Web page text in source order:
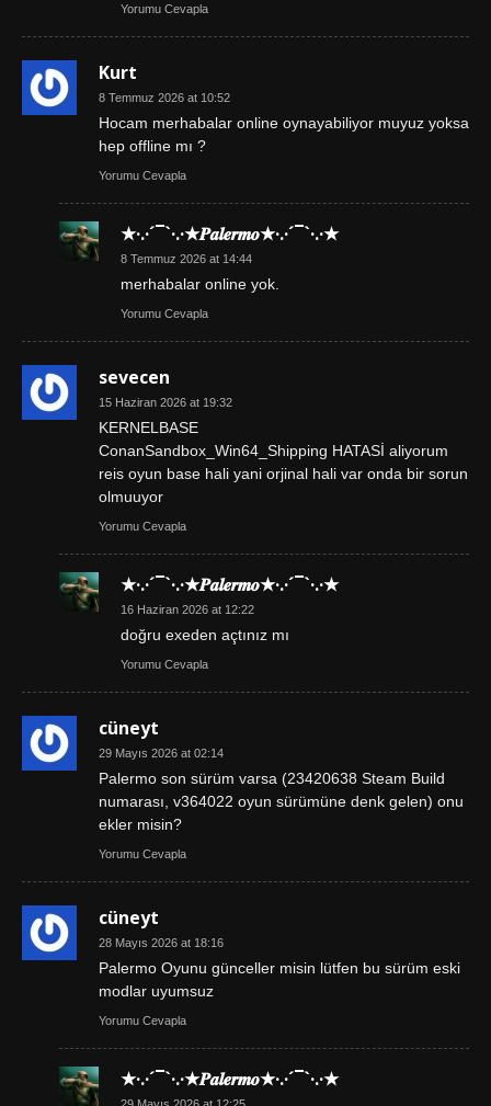
Yorumu Cevapla
Kurt
8 Temmuz 2026 at 10:52
Hocam merhabalar online oynayabiliyor muyuz yoksa
hep offline mı ?
Yorumu Cevapla
★·.·´¯`·.·★𝑷𝒂𝒍𝒆𝒓𝒎𝒐★·.·´¯`·.·★
8 Temmuz 2026 at 14:44
merhabalar online yok.
Yorumu Cevapla
sevecen
15 Haziran 2026 at 19:32
KERNELBASE
ConanSandbox_Win64_Shipping HATASİ aliyorum
reis oyun base hali yani orjinal hali var onda bir sorun
olmuuyor
Yorumu Cevapla
★·.·´¯`·.·★𝑷𝒂𝒍𝒆𝒓𝒎𝒐★·.·´¯`·.·★
16 Haziran 2026 at 12:22
doğru exeden açtınız mı
Yorumu Cevapla
cüneyt
29 Mayıs 2026 at 02:14
Palermo son sürüm varsa (23420638 Steam Build
numarası, v364022 oyun sürümüne denk gelen) onu
ekler misin?
Yorumu Cevapla
cüneyt
28 Mayıs 2026 at 18:16
Palermo Oyunu günceller misin lütfen bu sürüm eski
modlar uyumsuz
Yorumu Cevapla
★·.·´¯`·.·★𝑷𝒂𝒍𝒆𝒓𝒎𝒐★·.·´¯`·.·★